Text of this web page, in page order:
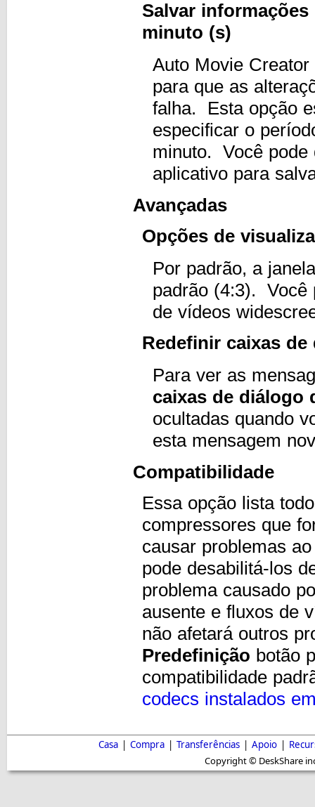
Salvar
minuto (s)
Auto Movie
para que as
falha. Esta opção
especificar o
minuto. Você pode
aplicativo para
Avançadas
Opções de
Por padrão, a
padrão (4:3). Você
de vídeos
Redefinir caixas
Para ver as
caixas de diálogo
ocultadas quando
esta mensagem
Compatibilidade
Essa opção lista
compressores que
causar problemas
pode desabilitá-los
problema causado
ausente e fluxos de
não afetará outros
Predefinição botão
compatibilidade
codecs instalados
Casa | Compra | Transferências | Apoio |
Copyright © DeskShare